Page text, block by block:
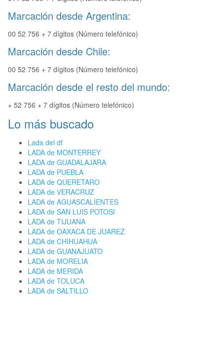
Marcación desde Argentina:
00 52 756 + 7 dígitos (Número telefónico)
Marcación desde Chile:
00 52 756 + 7 dígitos (Número telefónico)
Marcación desde el resto del mundo:
+ 52 756 + 7 dígitos (Número telefónico)
Lo más buscado
Lada del df
LADA de MONTERREY
LADA de GUADALAJARA
LADA de PUEBLA
LADA de QUERETARO
LADA de VERACRUZ
LADA de AGUASCALIENTES
LADA de SAN LUIS POTOSI
LADA de TIJUANA
LADA de OAXACA DE JUAREZ
LADA de CHIHUAHUA
LADA de GUANAJUATO
LADA de MORELIA
LADA de MERIDA
LADA de TOLUCA
LADA de SALTILLO